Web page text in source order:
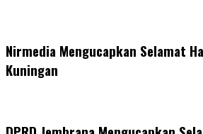
Nirmedia Mengucapkan Selamat
Kuningan